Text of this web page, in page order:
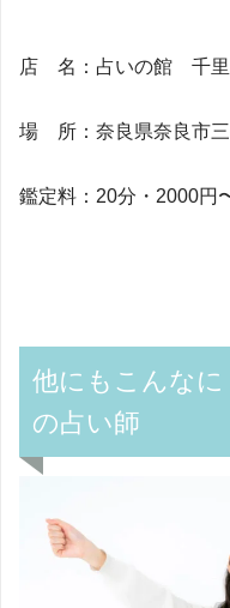
店 名：占いの館 千里
場 所：奈良県奈良市
鑑定料：20分・2000円
他にもこんなに
の占い師